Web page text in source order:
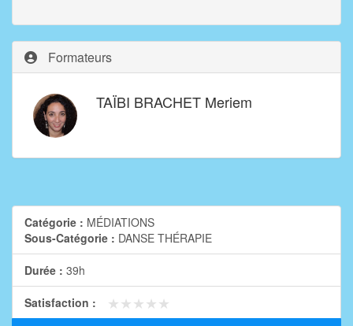
Formateurs
TAÏBI BRACHET Meriem
Catégorie : MÉDIATIONS
Sous-Catégorie : DANSE THÉRAPIE
Durée : 39h
Satisfaction : ★★★★★
★★★★★